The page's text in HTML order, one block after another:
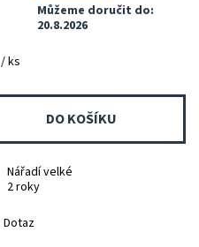
Můžeme doručit do:
20.8.2026
/ ks
Nářadí velké
2 roky
Dotaz